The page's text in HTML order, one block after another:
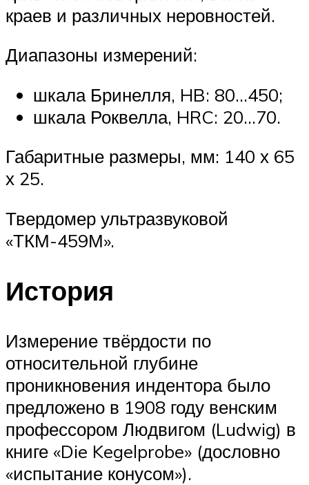
краев и различных неровностей.
Диапазоны измерений:
шкала Бринелля, HB: 80…450;
шкала Роквелла, HRC: 20…70.
Габаритные размеры, мм: 140 х 65
х 25.
Твердомер ультразвуковой
«ТКМ-459М».
История
Измерение твёрдости по
относительной глубине
проникновения индентора было
предложено в 1908 году венским
профессором Людвигом (Ludwig) в
книге «Die Kegelprobe» (дословно
«испытание конусом»).